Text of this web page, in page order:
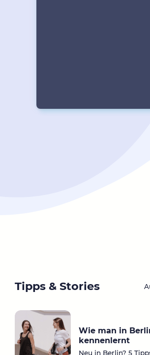
Tipps & Stories
Wie man in
kennenlernt
Neu in Berlin? 5